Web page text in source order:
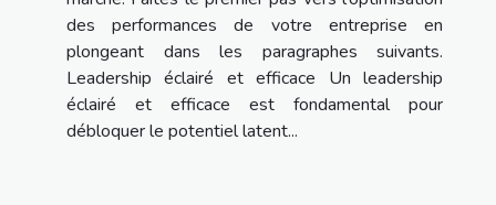
des performances de votre entreprise en
plongeant dans les paragraphes suivants.
Leadership éclairé et efficace Un leadership
éclairé et efficace est fondamental pour
débloquer le potentiel latent...